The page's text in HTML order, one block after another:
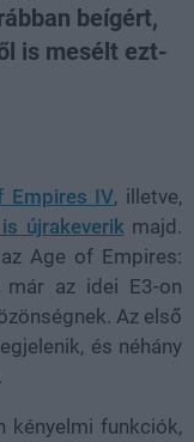
beígért,
is mesélt ezt-
Empires IV, illetve,
újrakeverikmajd.
Age of Empires:
már az idei E3-on
Az első
és néhány
kényelmi funkciók,